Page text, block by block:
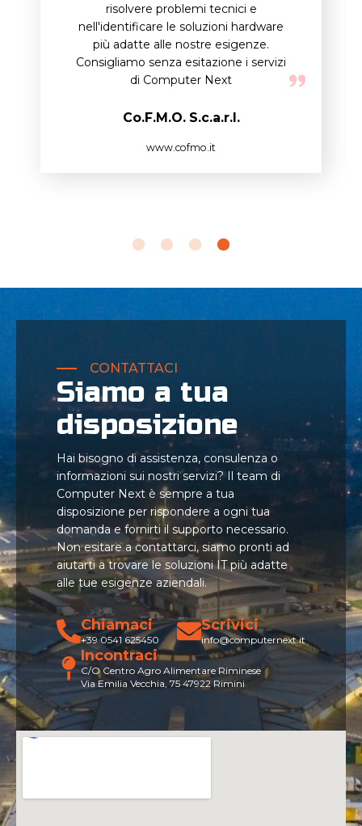
risolvere problemi tecnici e
nell'identificare le soluzioni hardware
più adatte alle nostre esigenze.
Consigliamo senza esitazione i servizi
di Computer Next
Co.F.M.O. S.c.a.r.l.
www.cofmo.it
CONTATTACI
Siamo a tua
disposizione
Hai bisogno di assistenza, consulenza o
informazioni sui nostri servizi? Il team di
Computer Next è sempre a tua
disposizione per rispondere a ogni tua
domanda e fornirti il supporto necessario.
Non esitare a contattarci, siamo pronti ad
aiutarti a trovare le soluzioni IT più adatte
alle tue esigenze aziendali.
Chiamaci
+39 0541 625450
Scrivici
info@computernext.it
Incontraci
C/O Centro Agro Alimentare Riminese
Via Emilia Vecchia, 75 47922 Rimini